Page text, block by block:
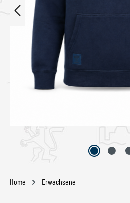
Home Erwachsene